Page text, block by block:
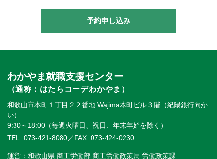
予約申し込み
わかやま就職支援センター
（通称：はたらコーデわかやま）
和歌山市本町１丁目２２番地 Wajima本町ビル３階（紀陽銀行向か
い）
9:30～18:00（毎週火曜日、祝日、年末年始を除く）
TEL. 073-421-8080／FAX. 073-424-0230
運営：和歌山県 商工労働部 商工労働政策局 労働政策課